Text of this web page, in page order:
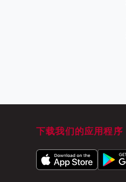
下载我们的应用程序